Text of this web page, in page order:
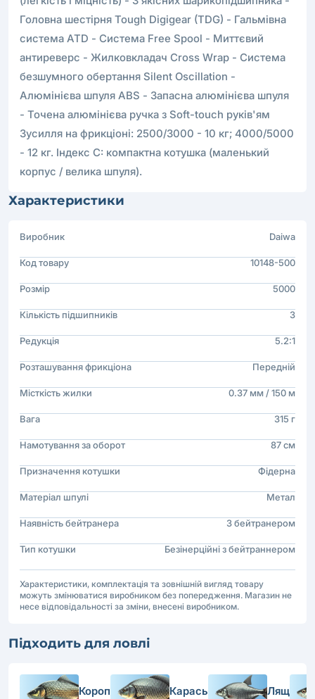
Головна шестірня Tough Digigear (TDG) - Гальмівна
система ATD - Система Free Spool - Миттєвий
антиреверс - Жилковкладач Cross Wrap - Система
безшумного обертання Silent Oscillation -
Алюмінієва шпуля ABS - Запасна алюмінієва шпуля
- Точена алюмінієва ручка з Soft-touch руків'ям
Зусилля на фрикціоні: 2500/3000 - 10 кг; 4000/5000
- 12 кг. Індекс C: компактна котушка (маленький
корпус / велика шпуля).
Характеристики
Виробник Daiwa
Код товару 10148-500
Розмір 5000
Кількість підшипників 3
Редукція 5.2:1
Розташування фрикціона Передній
Місткість жилки 0.37 мм / 150 м
Вага 315 г
Намотування за оборот 87 см
Призначення котушки Фідерна
Матеріал шпулі Метал
Наявність бейтранера З бейтранером
Тип котушки Безінерційні з бейтраннером
Характеристики, комплектація та зовнішній вигляд товару
можуть змінюватися виробником без попередження. Магазин не
несе відповідальності за зміни, внесені виробником.
Підходить для ловлі
Короп Карась Лящ